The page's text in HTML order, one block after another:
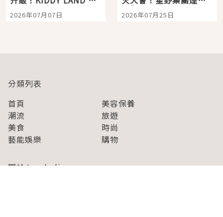
宿店吉伊卡哇迎客，新
開幕 OMOKADO 店3分
2026年07月07日 景觀飯店6選，讓你不用
人擠人悠閒欣賞
2026年07月25日
分類列表
首頁
美容保養
潮流
旅遊
美食
時尚
藝能娛樂
購物
關於Japaholic